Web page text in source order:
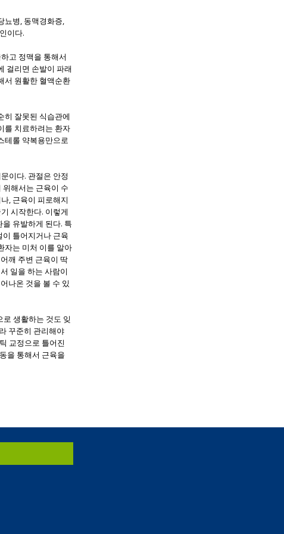
뇨병, 동맥경화증,
이다.
고 정맥을 통해서
걸리면 손발이 파래
서 원활한 혈액순환
히 잘못된 식습관에
를 치료하려는 환자
테롤 약복용만으로
이다. 관절은 안정
해서는 근육이 수
, 근육이 피로해지
시작한다. 이렇게
유발하게 된다. 특
틀어지거나 근육
자는 미처 이를 알아
깨 주변 근육이 딱
일을 하는 사람이
나온 것을 볼 수 있
생활하는 것도 잊
꾸준히 관리해야
교정으로 틀어진
을 통해서 근육을